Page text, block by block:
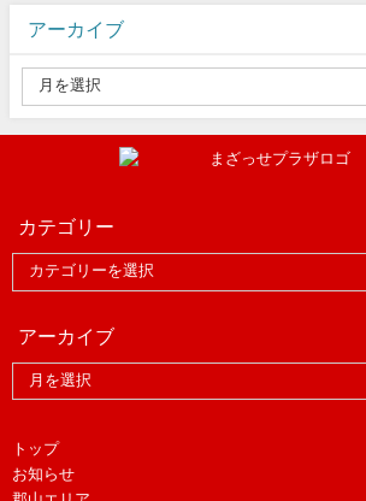
アーカイブ
カテゴリー
アーカイブ
トップ
お知らせ